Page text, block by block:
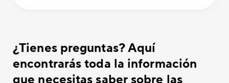
¿Tienes preguntas? Aquí
encontrarás toda la información
que necesitas saber sobre las